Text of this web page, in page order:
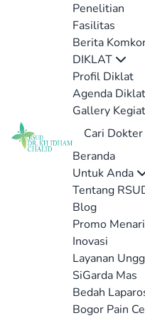
Penelitian
Fasilitas
Berita
DIKLAT
Profil Diklat
Agenda Diklat
Gallery
Cari Dokter
Beranda
Untuk Anda
Tentang
Blog
Promo
Inovasi
Layanan
SiGarda Mas
Bedah
Bogor Pain